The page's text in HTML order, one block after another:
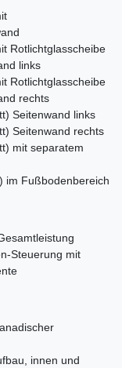
Rotlichtglasscheibe
links
Rotlichtglasscheibe
rechts
Seitenwand links
Seitenwand rechts
mit separatem
im Fußbodenbereich
Steuerung mit
innen und